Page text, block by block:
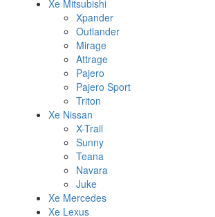
Xe Mitsubishi
Xpander
Outlander
Mirage
Attrage
Pajero
Pajero Sport
Triton
Xe Nissan
X-Trail
Sunny
Teana
Navara
Juke
Xe Mercedes
Xe Lexus